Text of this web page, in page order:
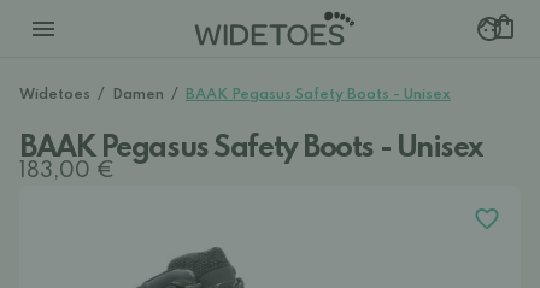
Widetoes / Damen / BAAK Pegasus Safety Boots - Unisex
BAAK Pegasus Safety Boots - Unisex
183,00 €